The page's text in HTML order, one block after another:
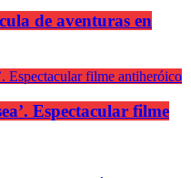
de aventuras en
Espectacular filme